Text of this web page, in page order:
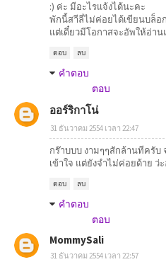
:) ค่ะ มีอะไรแจ้งได้นะคะ
พักนี้สาีลี่ไม่ค่อยได้เขียนบล็อ
แต่เดี๋ยวมีโอกาสจะอัพให้อ่าน
ตอบ ลบ
คำตอบ
ตอบ
ออร์ริกาโน่
31 ธันวาคม 2554 เวลา 22:47
กร๊าบบบ งามๆๆสักล้านทีครั
เข้าใจ แต่ยังจำไม่ค่อยด้าย ว่
ตอบ ลบ
คำตอบ
ตอบ
MommySali
31 ธันวาคม 2554 เวลา 22:57